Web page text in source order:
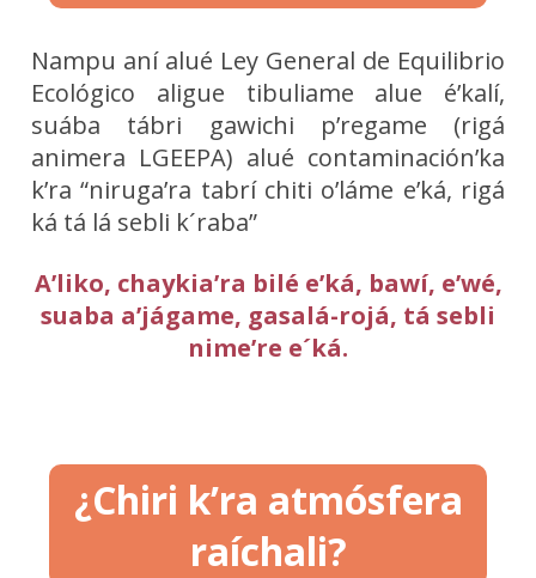
Nampu aní alué Ley General de Equilibrio
Ecológico aligue tibuliame alue é’kalí,
suába tábri gawichi p’regame (rigá
animera LGEEPA) alué contaminación’ka
k’ra “niruga’ra tabrí chiti o’láme e’ká, rigá
ká tá lá sebli k´raba”
A’liko, chaykia’ra bilé e’ká, bawí, e’wé,
suaba a’jágame, gasalá-rojá, tá sebli
nime’re e´ká.
¿Chiri k’ra atmósfera
raíchali?